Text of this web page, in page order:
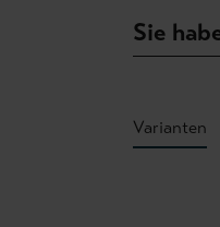
Sie
Varianten